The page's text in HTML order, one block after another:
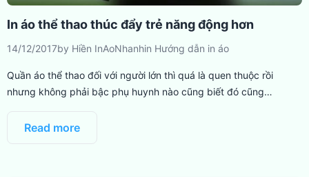
In áo thể thao thúc đẩy trẻ năng động hơn
14/12/2017by Hiền InAoNhanhin Hướng dẫn in áo
Quần áo thể thao đối với người lớn thì quá là quen thuộc rồi
nhưng không phải bậc phụ huynh nào cũng biết đó cũng…
Read more